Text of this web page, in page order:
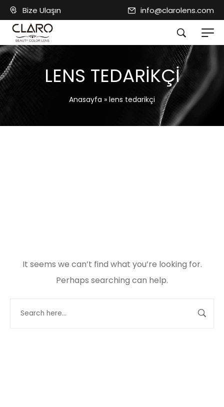
Bize Ulaşın info@clarolens.com
LENS TEDARIKÇI
Anasayfa » lens tedarikçi
It seems we can’t find what you’re looking for.
Perhaps searching can help.